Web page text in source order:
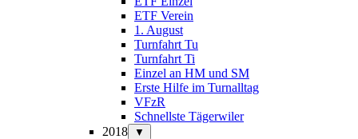
ETF Verein
1. August
Turnfahrt Tu
Turnfahrt Ti
Einzel an HM und SM
Erste Hilfe im Turnalltag
VFzR
Schnellste Tägerwiler
2018
▼